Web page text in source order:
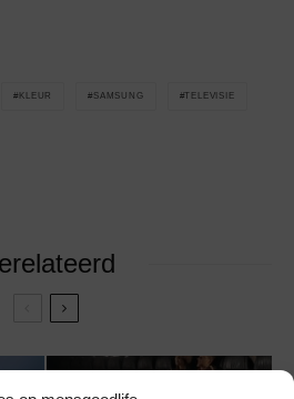
KLEUR SAMSUNG TELEVISIE